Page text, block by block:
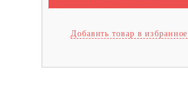
Добавить товар в избранное